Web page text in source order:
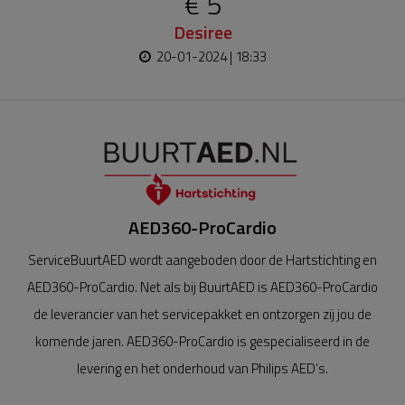
Desiree
20-01-2024 | 18:33
AED360-ProCardio
ServiceBuurtAED wordt aangeboden door de Hartstichting en
AED360-ProCardio. Net als bij BuurtAED is AED360-ProCardio
de leverancier van het servicepakket en ontzorgen zij jou de
komende jaren. AED360-ProCardio is gespecialiseerd in de
levering en het onderhoud van Philips AED’s.